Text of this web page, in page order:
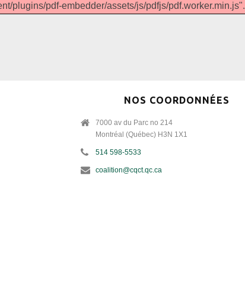
plugins/pdf-embedder/assets/js/pdfjs/pdf.worker.min.js".
NOS COORDONNÉES
7000 av du Parc no 214
Montréal (Québec) H3N 1X1
514 598-5533
coalition@cqct.qc.ca